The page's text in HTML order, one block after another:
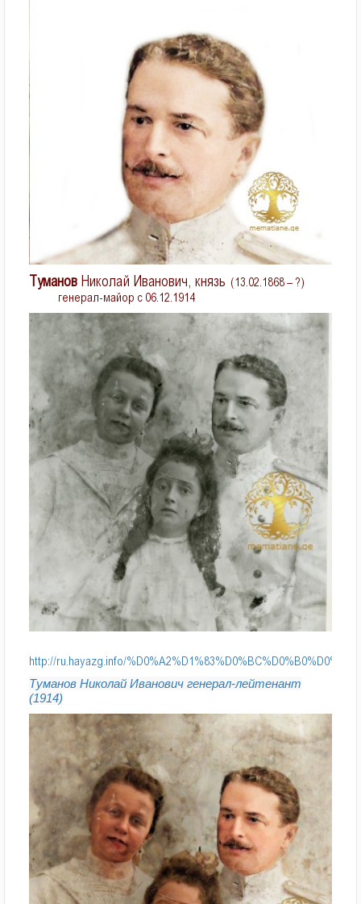
Туманов Николай Иванович, князь (13.02.1868 – ?)
генерал-майор с 06.12.1914
http://ru.hayazg.info/
Туманов Николай Иванович генерал-лейтенант
(1914)